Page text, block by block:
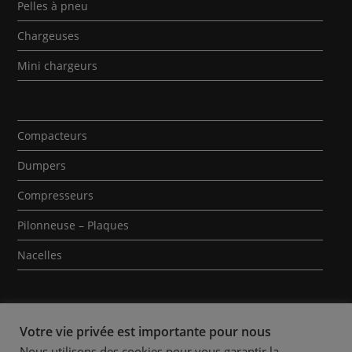
Pelles à pneu
Chargeuses
Mini chargeurs
Compacteurs
Dumpers
Compresseurs
Pilonneuse – Plaques
Nacelles
Votre vie privée est importante pour nous